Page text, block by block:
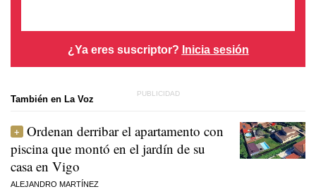
¿Ya eres suscriptor? Inicia sesión
También en La Voz
Ordenan derribar el apartamento con
piscina que montó en el jardín de su
casa en Vigo
ALEJANDRO MARTÍNEZ